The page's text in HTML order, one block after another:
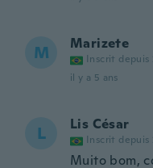
M Marizete
Inscrit depuis
il y a 5 ans
L Lis César
Inscrit depuis
Muito bom,